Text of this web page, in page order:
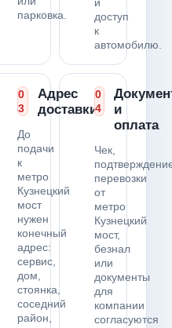
парковка.
доступ
к
автомобилю.
0
3
Адрес
доставки
До
подачи
к
метро
Кузнецкий
мост
нужен
конечный
адрес:
сервис,
дом,
стоянка,
соседний
район,
0
4
и
оплата
Чек,
перевозки
от
метро
Кузнецкий
мост,
безнал
или
документы
для
компании
согласуются